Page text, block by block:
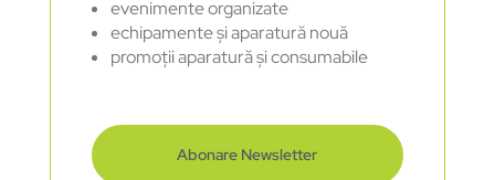
evenimente organizate
echipamente și aparatură nouă
promoții aparatură și consumabile
Abonare Newsletter